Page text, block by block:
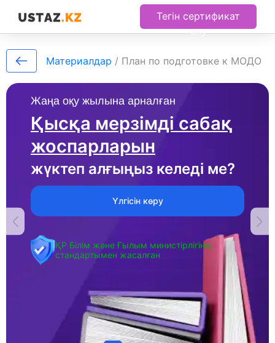
Тегін сертификат
алу
Жаңа оқу жылына арналған
Қысқа мерзімді сабақ
жоспарларын
жүктеп алғыңыз келеді ме?
Үлгісін көру
ҚР Білім және Ғылым министірлігінің
стандартымен жасалған
Материалдар / План по подготовке к МОДО